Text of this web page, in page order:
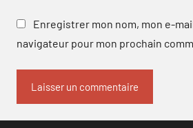
Enregistrer mon nom, mon e-
navigateur pour mon prochain